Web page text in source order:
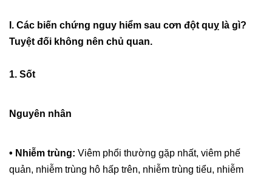
I. Các biến chứng nguy hiểm sau cơn đột quỵ là gì?
Tuyệt đối không nên chủ quan.
1. Sốt
Nguyên nhân
• Nhiễm trùng: Viêm phổi thường gặp nhất, viêm phế
quản, nhiễm trùng hô hấp trên, nhiễm trùng tiểu, nhiễm